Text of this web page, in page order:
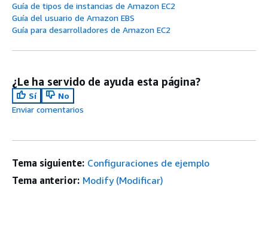
Guía de tipos de instancias de Amazon EC2
Guía del usuario de Amazon EBS
Guía para desarrolladores de Amazon EC2
¿Le ha servido de ayuda esta página?
Sí
No
Enviar comentarios
Tema siguiente: Configuraciones de ejemplo
Tema anterior: Modify (Modificar)